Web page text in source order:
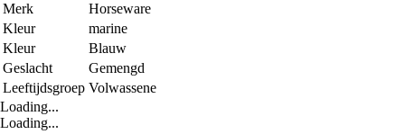
Merk
Horseware
Kleur
marine
Kleur
Blauw
Geslacht
Gemengd
Leeftijdsgroep Volwassene
Loading...
Loading...